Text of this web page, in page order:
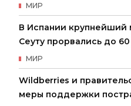
МИР
В Испании крупнейший
Сеуту прорвались до
МИР
Wildberries и
меры поддержки